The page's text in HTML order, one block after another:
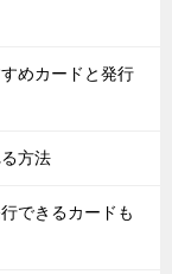
めカードと発行
方法
できるカードも